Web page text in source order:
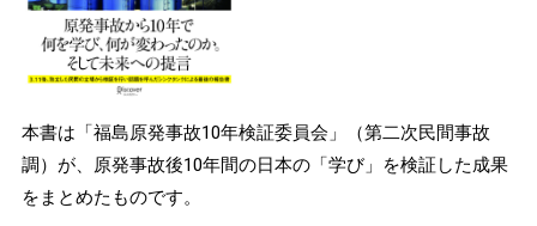
本書は「福島原発事故10年検証委員会」（第二次民間事故
調）が、原発事故後10年間の日本の「学び」を検証した成果
をまとめたものです。